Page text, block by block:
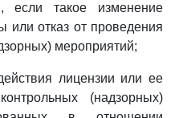
если такое изменение
или отказ от проведения
мероприятий;
лицензии или ее
(надзорных)